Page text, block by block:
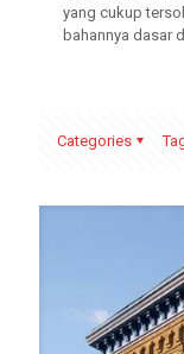
yang cukup
bahannya dasar
Categories